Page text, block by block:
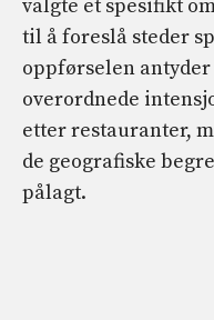
valgte et spesifikt
til å foreslå steder
oppførselen
overordnede
etter restauranter,
de geografiske
pålagt.